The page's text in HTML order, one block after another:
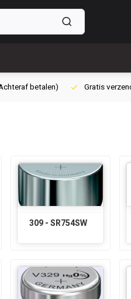
betalen) Gratis
309 - SR754SW